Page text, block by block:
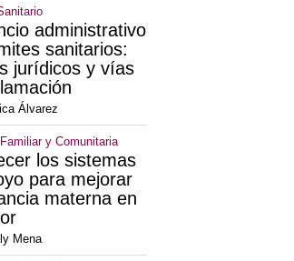
administrativo
sanitarios:
jurídicos y vías
Álvarez
y Comunitaria
los sistemas
para mejorar
materna en
Mena